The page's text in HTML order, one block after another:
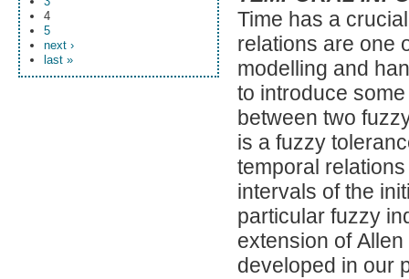
Time has a
relations are one
modelling and
to introduce
between two
is a fuzzy
temporal
intervals of the
particular fuzzy
extension of
developed in our
4
5
next ›
last »